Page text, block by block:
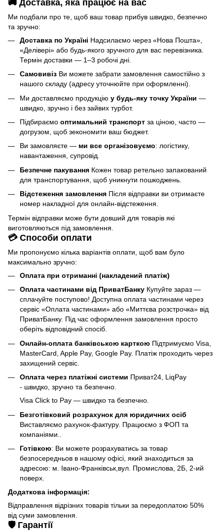
🚚 Доставка, яка працює на вас
Ми подбали про те, щоб ваш товар прибув швидко, безпечно
та зручно:
Доставка по Україні Надсилаємо через «Нова Пошта»,
«Делівері» або будь-якого зручного для вас перевізника.
Термін доставки — 1–3 робочі дні.
Самовивіз Ви можете забрати замовлення самостійно з
нашого складу (адресу уточнюйте при оформленні).
Ми доставляємо продукцію у будь-яку точку України —
швидко, зручно і без зайвих турбот.
Підбираємо оптимальний транспорт за ціною, часто —
догрузом, щоб зекономити ваш бюджет.
Ви замовляєте — ми все організовуємо: логістику,
навантаження, супровід.
Безпечне пакування Кожен товар ретельно запакований
для транспортування, щоб уникнути пошкоджень.
Відстеження замовлення Після відправки ви отримаєте
номер накладної для онлайн-відстеження.
Термін відправки може бути довший для товарів які
виготовляються під замовлення.
💳 Способи оплати
Ми пропонуємо кілька варіантів оплати, щоб вам було
максимально зручно:
Оплата при отриманні (накладений платіж)
Оплата частинами від ПриватБанку Купуйте зараз —
сплачуйте поступово! Доступна оплата частинами через
сервіс «Оплата частинами» або «Миттєва розстрочка» від
ПриватБанку. Під час оформлення замовлення просто
оберіть відповідний спосіб.
Онлайн-оплата банківською карткою Підтримуємо Visa,
MasterCard, Apple Pay, Google Pay. Платіж проходить через
захищений сервіс.
Оплата через платіжні системи Приват24, LiqPay
- швидко, зручно та безпечно.
Visa Click to Pay — швидко та безпечно.
Безготівковий розрахунок для юридичних осіб
Виставляємо рахунок-фактуру. Працюємо з ФОП та
компаніями..
Готівкою: Ви можете розрахуватись за товар
безпосередньов в нашому офісі, який знаходиться за
адресою: м. Івано-Франківськ,вул. Промислова, 2Б, 2-ий
поверх.
Додаткова інформація:
Відправлення відрізних товарів тільки за передоплатою 50%
від суми замовлення.
🛡️ Гарантії